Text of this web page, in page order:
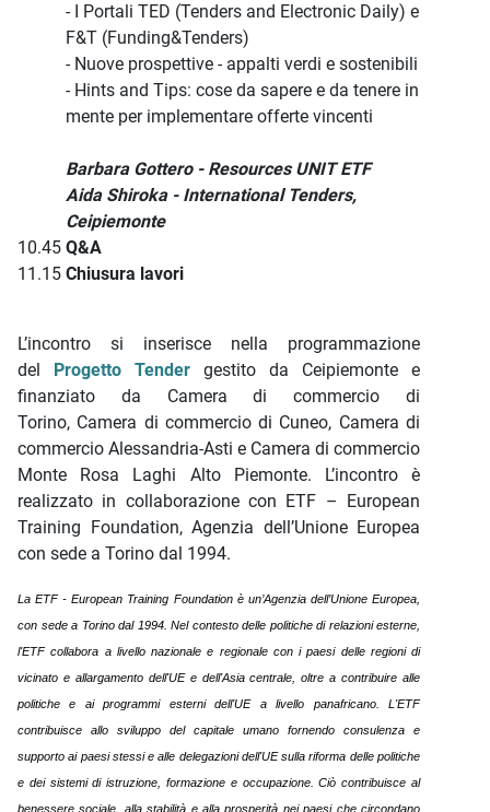
- I Portali TED (Tenders and Electronic Daily) e
F&T (Funding&Tenders)
- Nuove prospettive - appalti verdi e sostenibili
- Hints and Tips: cose da sapere e da tenere in
mente per implementare offerte vincenti
Barbara Gottero - Resources UNIT ETF
Aida Shiroka - International Tenders,
Ceipiemonte
10.45 Q&A
11.15 Chiusura lavori
L’incontro si inserisce nella programmazione
del Progetto Tender
gestito da Ceipiemonte e
finanziato da Camera di commercio di
Torino, Camera di commercio di Cuneo, Camera di
commercio Alessandria-Asti e Camera di commercio
Monte Rosa Laghi Alto Piemonte. L’incontro è
realizzato in collaborazione con ETF – European
Training Foundation, Agenzia dell’Unione Europea
con sede a Torino dal 1994.
La ETF - European Training Foundation è un’Agenzia dell’Unione Europea,
con sede a Torino dal 1994. Nel contesto delle politiche di relazioni esterne,
l'ETF collabora a livello nazionale e regionale con i paesi delle regioni di
vicinato e allargamento dell'UE e dell'Asia centrale, oltre a contribuire alle
politiche e ai programmi esterni dell'UE a livello panafricano. L'ETF
contribuisce allo sviluppo del capitale umano fornendo consulenza e
supporto ai paesi stessi e alle delegazioni dell'UE sulla riforma delle politiche
e dei sistemi di istruzione, formazione e occupazione. Ciò contribuisce al
benessere sociale, alla stabilità e alla prosperità nei paesi che circondano